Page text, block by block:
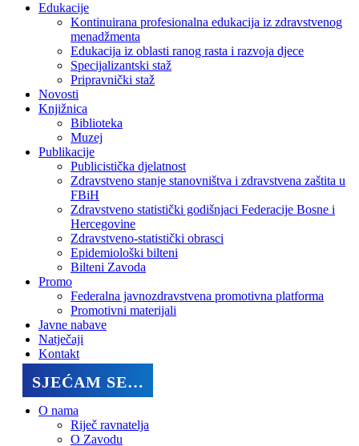
Edukacije
Kontinuirana profesionalna edukacija iz zdravstvenog
menadžmenta
Edukacija iz oblasti ranog rasta i razvoja djece
Specijalizantski staž
Pripravnički staž
Novosti
Knjižnica
Biblioteka
Muzej
Publikacije
Publicistička djelatnost
Zdravstveno stanje stanovništva i zdravstvena zaštita u
FBiH
Zdravstveno statistički godišnjaci Federacije Bosne i
Hercegovine
Zdravstveno-statistički obrasci
Epidemiološki bilteni
Bilteni Zavoda
Promo
Federalna javnozdravstvena promotivna platforma
Promotivni materijali
Javne nabave
Natječaji
Kontakt
SJEĆAM SE…
O nama
Riječ ravnatelja
O Zavodu